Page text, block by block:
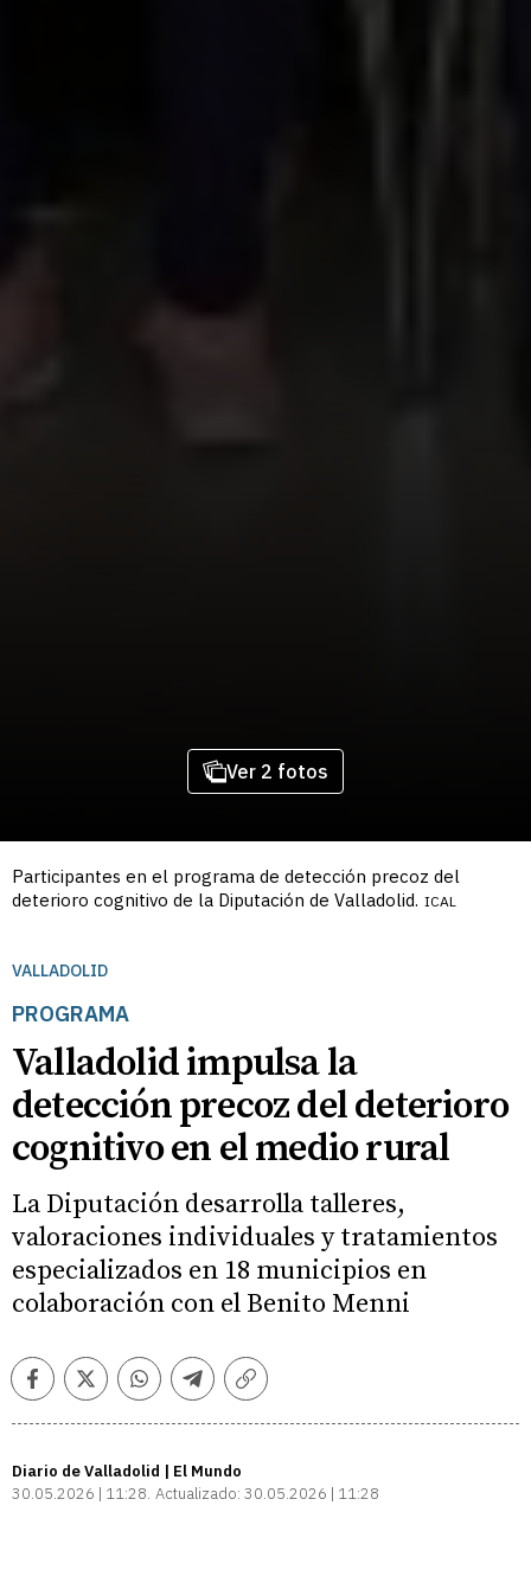
Ver 2 fotos
Participantes en el programa de detección precoz del
deterioro cognitivo de la Diputación de Valladolid. ICAL
VALLADOLID
PROGRAMA
Valladolid impulsa la
detección precoz del deterioro
cognitivo en el medio rural
La Diputación desarrolla talleres,
valoraciones individuales y tratamientos
especializados en 18 municipios en
colaboración con el Benito Menni
FacebookTwitterWhatsappTelegramCopiar
Diario de Valladolid | El Mundo
30.05.2026 | 11:28 Actualizado: 30.05.2026 | 11:28